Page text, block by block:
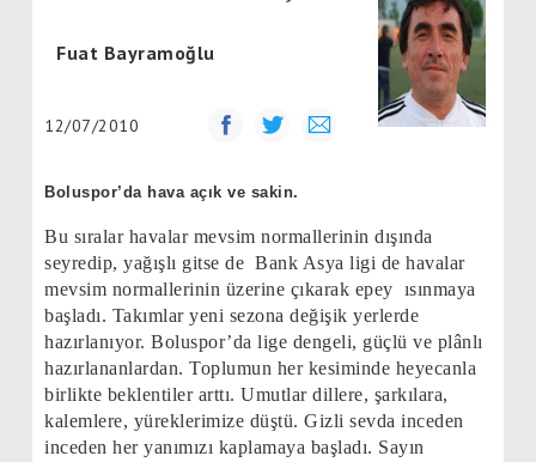
Fuat Bayramoğlu
12/07/2010
Boluspor’da hava açık ve sakin.
Bu sıralar havalar mevsim normallerinin dışında
seyredip, yağışlı gitse de Bank Asya ligi de havalar
mevsim normallerinin üzerine çıkarak epey ısınmaya
başladı. Takımlar yeni sezona değişik yerlerde
hazırlanıyor. Boluspor’da lige dengeli, güçlü ve plânlı
hazırlananlardan. Toplumun her kesiminde heyecanla
birlikte beklentiler arttı. Umutlar dillere, şarkılara,
kalemlere, yüreklerimize düştü. Gizli sevda inceden
inceden her yanımızı kaplamaya başladı. Sayın